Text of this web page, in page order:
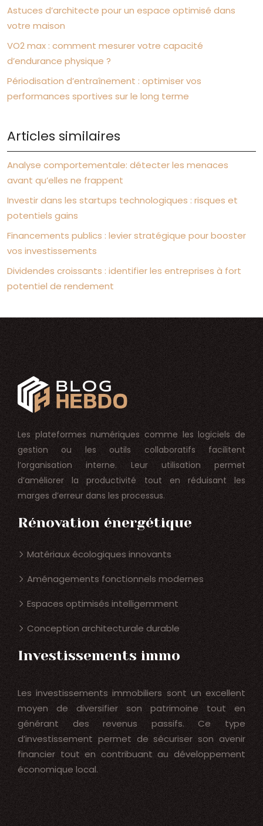
Astuces d’architecte pour un espace optimisé dans
votre maison
VO2 max : comment mesurer votre capacité
d’endurance physique ?
Périodisation d’entraînement : optimiser vos
performances sportives sur le long terme
Articles similaires
Analyse comportementale: détecter les menaces
avant qu’elles ne frappent
Investir dans les startups technologiques : risques et
potentiels gains
Financements publics : levier stratégique pour booster
vos investissements
Dividendes croissants : identifier les entreprises à fort
potentiel de rendement
Les plateformes numériques comme les logiciels de
gestion ou les outils collaboratifs facilitent
l’organisation interne. Leur utilisation permet
d’améliorer la productivité tout en réduisant les
marges d’erreur dans les processus.
Rénovation énergétique
Matériaux écologiques innovants
Aménagements fonctionnels modernes
Espaces optimisés intelligemment
Conception architecturale durable
Investissements immo
Les investissements immobiliers sont un excellent
moyen de diversifier son patrimoine tout en
générant des revenus passifs. Ce type
d’investissement permet de sécuriser son avenir
financier tout en contribuant au développement
économique local.